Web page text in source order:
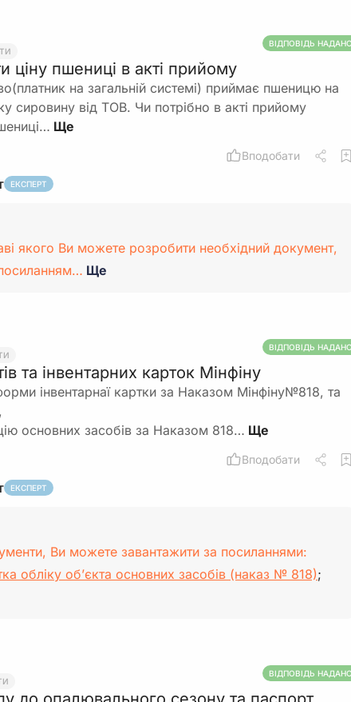
ВІДПОВІДЬ
ціну пшениці в акті прийому
на загальній системі) приймає пшеницю на
сировину від ТОВ. Чи потрібно в акті прийому
Вподобати
ЕКСПЕРТ
якого Ви можете розробити необхідний документ,
Ще
ВІДПОВІДЬ
та інвентарних карток Мінфіну
інвентарнаї картки за Наказом Мінфіну№818, та
основних засобів за Наказом 818…
Вподобати
ЕКСПЕРТ
Ви можете завантажити за посиланнями:
обліку об’єкта основних засобів (наказ № 818);
ВІДПОВІДЬ